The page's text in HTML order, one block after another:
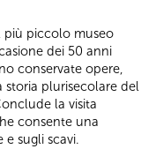
più piccolo museo
dei 50 anni
conservate opere,
plurisecolare del
la visita
consente una
e sugli scavi.